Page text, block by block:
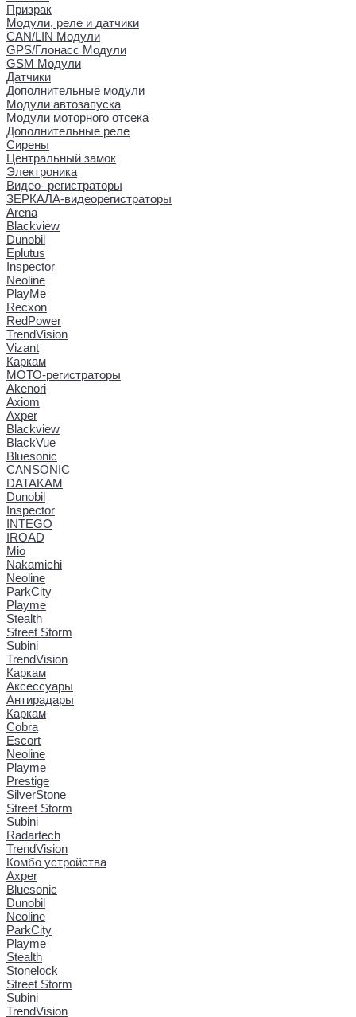
Призрак
Модули, реле и датчики
CAN/LIN Модули
GPS/Глонасс Модули
GSM Модули
Датчики
Дополнительные модули
Модули автозапуска
Модули моторного отсека
Дополнительные реле
Сирены
Центральный замок
Электроника
Видео- регистраторы
ЗЕРКАЛА-видеорегистраторы
Arena
Blackview
Dunobil
Eplutus
Inspector
Neoline
PlayMe
Recxon
RedPower
TrendVision
Vizant
Каркам
МОТО-регистраторы
Akenori
Axiom
Axper
Blackview
BlackVue
Bluesonic
CANSONIC
DATAKAM
Dunobil
Inspector
INTEGO
IROAD
Mio
Nakamichi
Neoline
ParkCity
Playme
Stealth
Street Storm
Subini
TrendVision
Каркам
Аксессуары
Антирадары
Каркам
Cobra
Escort
Neoline
Playme
Prestige
SilverStone
Street Storm
Subini
Radartech
TrendVision
Комбо устройства
Axper
Bluesonic
Dunobil
Neoline
ParkCity
Playme
Stealth
Stonelock
Street Storm
Subini
TrendVision